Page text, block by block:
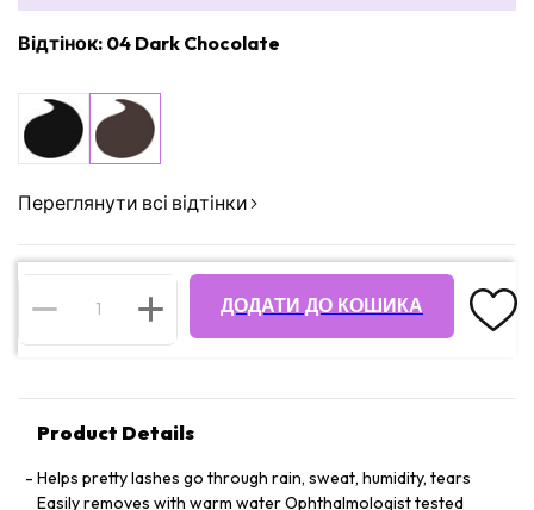
Відтінок: 04 Dark Chocolate
Переглянути всі відтінки
ДОДАТИ ДО КОШИКА
Product Details
Helps pretty lashes go through rain, sweat, humidity, tears
Easily removes with warm water Ophthalmologist tested